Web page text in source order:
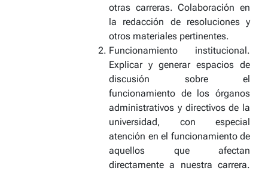
otras carreras. Colaboración en
la redacción de resoluciones y
otros materiales pertinentes.
Funcionamiento institucional.
Explicar y generar espacios de
discusión sobre el
funcionamiento de los órganos
administrativos y directivos de la
universidad, con especial
atención en el funcionamiento de
aquellos que afectan
directamente a nuestra carrera.